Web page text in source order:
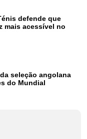
defende que
mais acessível no
seleção angolana
do Mundial